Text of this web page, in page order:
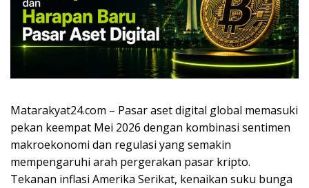
Matarakyat24.com – Pasar aset digital global memasuki
pekan keempat Mei 2026 dengan kombinasi sentimen
makroekonomi dan regulasi yang semakin
mempengaruhi arah pergerakan pasar kripto.
Tekanan inflasi Amerika Serikat, kenaikan suku bunga